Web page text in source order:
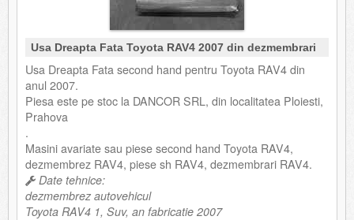
Usa Dreapta Fata Toyota RAV4 2007 din dezmembrari
Usa Dreapta Fata second hand pentru Toyota RAV4 din
anul 2007.
Piesa este pe stoc la DANCOR SRL, din localitatea Ploiesti,
Prahova
.
Masini avariate sau piese second hand Toyota RAV4,
dezmembrez RAV4, piese sh RAV4, dezmembrari RAV4.
Date tehnice:
dezmembrez autovehicul
Toyota RAV4 1, Suv, an fabricatie 2007